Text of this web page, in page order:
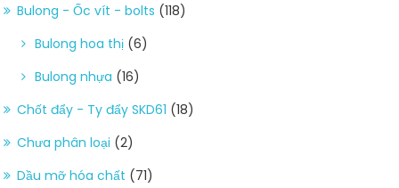
Bulong - Ốc vít - bolts (118)
Bulong hoa thị (6)
Bulong nhựa (16)
Chốt đẩy - Ty đẩy SKD61 (18)
Chưa phân loại (2)
Dầu mỡ hóa chất (71)